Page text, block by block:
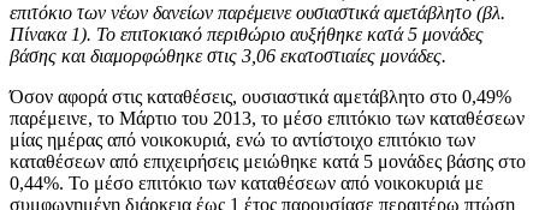
επιτόκιο των νέων δανείων παρέμεινε ουσιαστικά αμετάβλητο (βλ.
Πίνακα 1). Το επιτοκιακό περιθώριο αυξήθηκε κατά 5 μονάδες
βάσης και διαμορφώθηκε στις 3,06 εκατοστιαίες μονάδες.
Όσον αφορά στις καταθέσεις, ουσιαστικά αμετάβλητο στο 0,49%
παρέμεινε, το Μάρτιο του 2013, το μέσο επιτόκιο των καταθέσεων
μίας ημέρας από νοικοκυριά, ενώ το αντίστοιχο επιτόκιο των
καταθέσεων από επιχειρήσεις μειώθηκε κατά 5 μονάδες βάσης στο
0,44%. Το μέσο επιτόκιο των καταθέσεων από νοικοκυριά με
συμφωνημένη διάρκεια έως 1 έτος παρουσίασε περαιτέρω πτώση